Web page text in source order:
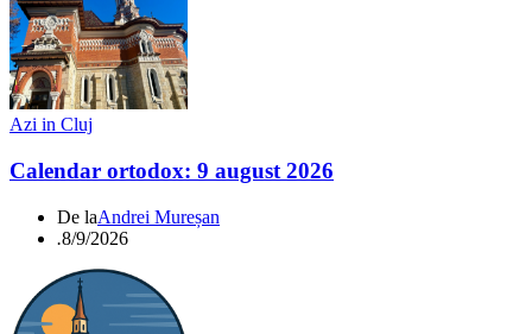
Azi in Cluj
Calendar ortodox: 9 august 2026
De laAndrei Mureșan
.8/9/2026